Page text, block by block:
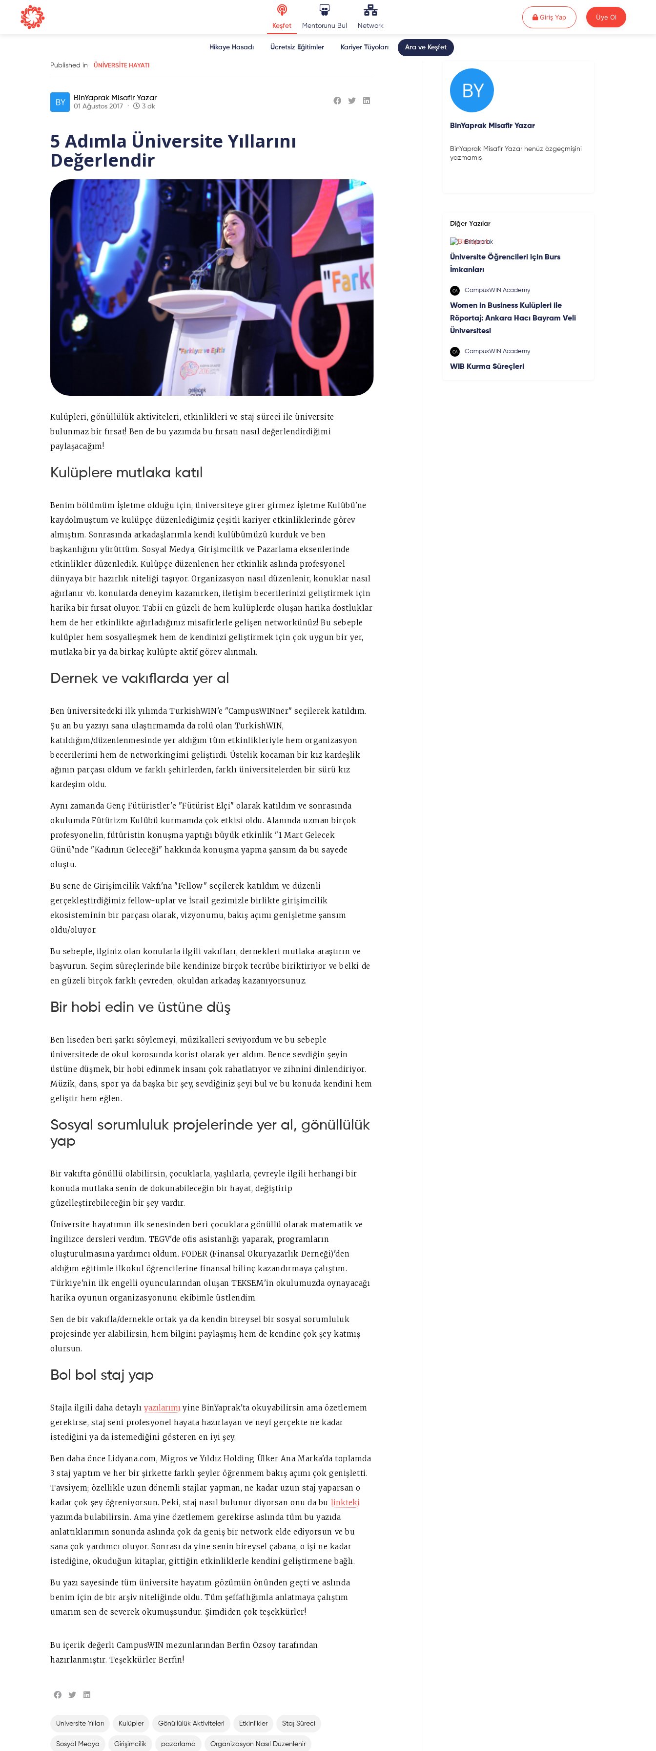
Keşfet Mentorunu Bul Network
Giriş YapGiriş Yap Üye Ol
Hikaye Hasadı Ücretsiz Eğitimler Kariyer Tüyoları Ara ve Keşfet
Published in ÜNIVERSITE HAYATI
BinYaprak Misafir Yazar
01 Ağustos 2017 3 dk
5 Adımla Üniversite Yıllarını
Değerlendir
Kulüpleri, gönüllülük aktiviteleri, etkinlikleri ve staj süreci ile üniversite
bulunmaz bir fırsat! Ben de bu yazımda bu fırsatı nasıl değerlendirdiğimi
paylaşacağım!
Kulüplere mutlaka katıl
Benim bölümüm İşletme olduğu için, üniversiteye girer girmez İşletme Kulübü'ne
kaydolmuştum ve kulüpçe düzenlediğimiz çeşitli kariyer etkinliklerinde görev
almıştım. Sonrasında arkadaşlarımla kendi kulübümüzü kurduk ve ben
başkanlığını yürüttüm. Sosyal Medya, Girişimcilik ve Pazarlama eksenlerinde
etkinlikler düzenledik. Kulüpçe düzenlenen her etkinlik aslında profesyonel
dünyaya bir hazırlık niteliği taşıyor. Organizasyon nasıl düzenlenir, konuklar nasıl
ağırlanır vb. konularda deneyim kazanırken, iletişim becerilerinizi geliştirmek için
harika bir fırsat oluyor. Tabii en güzeli de hem kulüplerde oluşan harika dostluklar
hem de her etkinlikte ağırladığınız misafirlerle gelişen networkünüz! Bu sebeple
kulüpler hem sosyalleşmek hem de kendinizi geliştirmek için çok uygun bir yer,
mutlaka bir ya da birkaç kulüpte aktif görev alınmalı.
Dernek ve vakıflarda yer al
Ben üniversitedeki ilk yılımda TurkishWIN'e "CampusWINner" seçilerek katıldım.
Şu an bu yazıyı sana ulaştırmamda da rolü olan TurkishWIN,
katıldığım/düzenlenmesinde yer aldığım tüm etkinlikleriyle hem organizasyon
becerilerimi hem de networkingimi geliştirdi. Üstelik kocaman bir kız kardeşlik
ağının parçası oldum ve farklı şehirlerden, farklı üniversitelerden bir sürü kız
kardeşim oldu.
Aynı zamanda Genç Fütüristler'e "Fütürist Elçi" olarak katıldım ve sonrasında
okulumda Fütürizm Kulübü kurmamda çok etkisi oldu. Alanında uzman birçok
profesyonelin, fütüristin konuşma yaptığı büyük etkinlik "1 Mart Gelecek
Günü"nde "Kadının Geleceği" hakkında konuşma yapma şansım da bu sayede
oluştu.
Bu sene de Girişimcilik Vakfı'na "Fellow" seçilerek katıldım ve düzenli
gerçekleştirdiğimiz fellow-uplar ve İsrail gezimizle birlikte girişimcilik
ekosisteminin bir parçası olarak, vizyonumu, bakış açımı genişletme şansım
oldu/oluyor.
Bu sebeple, ilginiz olan konularla ilgili vakıfları, dernekleri mutlaka araştırın ve
başvurun. Seçim süreçlerinde bile kendinize birçok tecrübe biriktiriyor ve belki de
en güzeli birçok farklı çevreden, okuldan arkadaş kazanıyorsunuz.
Bir hobi edin ve üstüne düş
Ben liseden beri şarkı söylemeyi, müzikalleri seviyordum ve bu sebeple
üniversitede de okul korosunda korist olarak yer aldım. Bence sevdiğin şeyin
üstüne düşmek, bir hobi edinmek insanı çok rahatlatıyor ve zihnini dinlendiriyor.
Müzik, dans, spor ya da başka bir şey, sevdiğiniz şeyi bul ve bu konuda kendini hem
geliştir hem eğlen.
Sosyal sorumluluk projelerinde yer al, gönüllülük
yap
Bir vakıfta gönüllü olabilirsin, çocuklarla, yaşlılarla, çevreyle ilgili herhangi bir
konuda mutlaka senin de dokunabileceğin bir hayat, değiştirip
güzelleştirebileceğin bir şey vardır.
Üniversite hayatımın ilk senesinden beri çocuklara gönüllü olarak matematik ve
İngilizce dersleri verdim. TEGV'de ofis asistanlığı yaparak, programların
oluşturulmasına yardımcı oldum. FODER (Finansal Okuryazarlık Derneği)'den
aldığım eğitimle ilkokul öğrencilerine finansal bilinç kazandırmaya çalıştım.
Türkiye'nin ilk engelli oyuncularından oluşan TEKSEM'in okulumuzda oynayacağı
harika oyunun organizasyonunu ekibimle üstlendim.
Sen de bir vakıfla/dernekle ortak ya da kendin bireysel bir sosyal sorumluluk
projesinde yer alabilirsin, hem bilgini paylaşmış hem de kendine çok şey katmış
olursun.
Bol bol staj yap
Stajla ilgili daha detaylı yazılarımıyine BinYaprak'ta okuyabilirsin ama özetlemem
gerekirse, staj seni profesyonel hayata hazırlayan ve neyi gerçekte ne kadar
istediğini ya da istemediğini gösteren en iyi şey.
Ben daha önce Lidyana.com, Migros ve Yıldız Holding Ülker Ana Marka'da toplamda
3 staj yaptım ve her bir şirkette farklı şeyler öğrenmem bakış açımı çok genişletti.
Tavsiyem; özellikle uzun dönemli stajlar yapman, ne kadar uzun staj yaparsan o
kadar çok şey öğreniyorsun. Peki, staj nasıl bulunur diyorsan onu da bu linkteki
yazımda bulabilirsin. Ama yine özetlemem gerekirse aslında tüm bu yazıda
anlattıklarımın sonunda aslında çok da geniş bir network elde ediyorsun ve bu
sana çok yardımcı oluyor. Sonrası da yine senin bireysel çabana, o işi ne kadar
istediğine, okuduğun kitaplar, gittiğin etkinliklerle kendini geliştirmene bağlı.
Bu yazı sayesinde tüm üniversite hayatım gözümün önünden geçti ve aslında
benim için de bir arşiv niteliğinde oldu. Tüm şeffaflığımla anlatmaya çalıştım
umarım sen de severek okumuşsundur. Şimdiden çok teşekkürler!
Bu içerik değerli CampusWIN mezunlarından Berfin Özsoy tarafından
hazırlanmıştır. Teşekkürler Berfin!
Üniversite Yılları Kulüpler Gönüllülük Aktiviteleri Etkinlikler Staj Süreci
Sosyal Medya Girişimcilik pazarlama Organizasyon Nasıl Düzenlenir
BinYaprak Misafir Yazar
BinYaprak Misafir Yazar henüz özgeçmişini
yazmamış
Diğer Yazılar
BinYaprak
Üniversite Öğrencileri için Burs
İmkanları
CampusWIN Academy
Women in Business Kulüpleri ile
Röportaj: Ankara Hacı Bayram Veli
Üniversitesi
CampusWIN Academy
WIB Kurma Süreçleri